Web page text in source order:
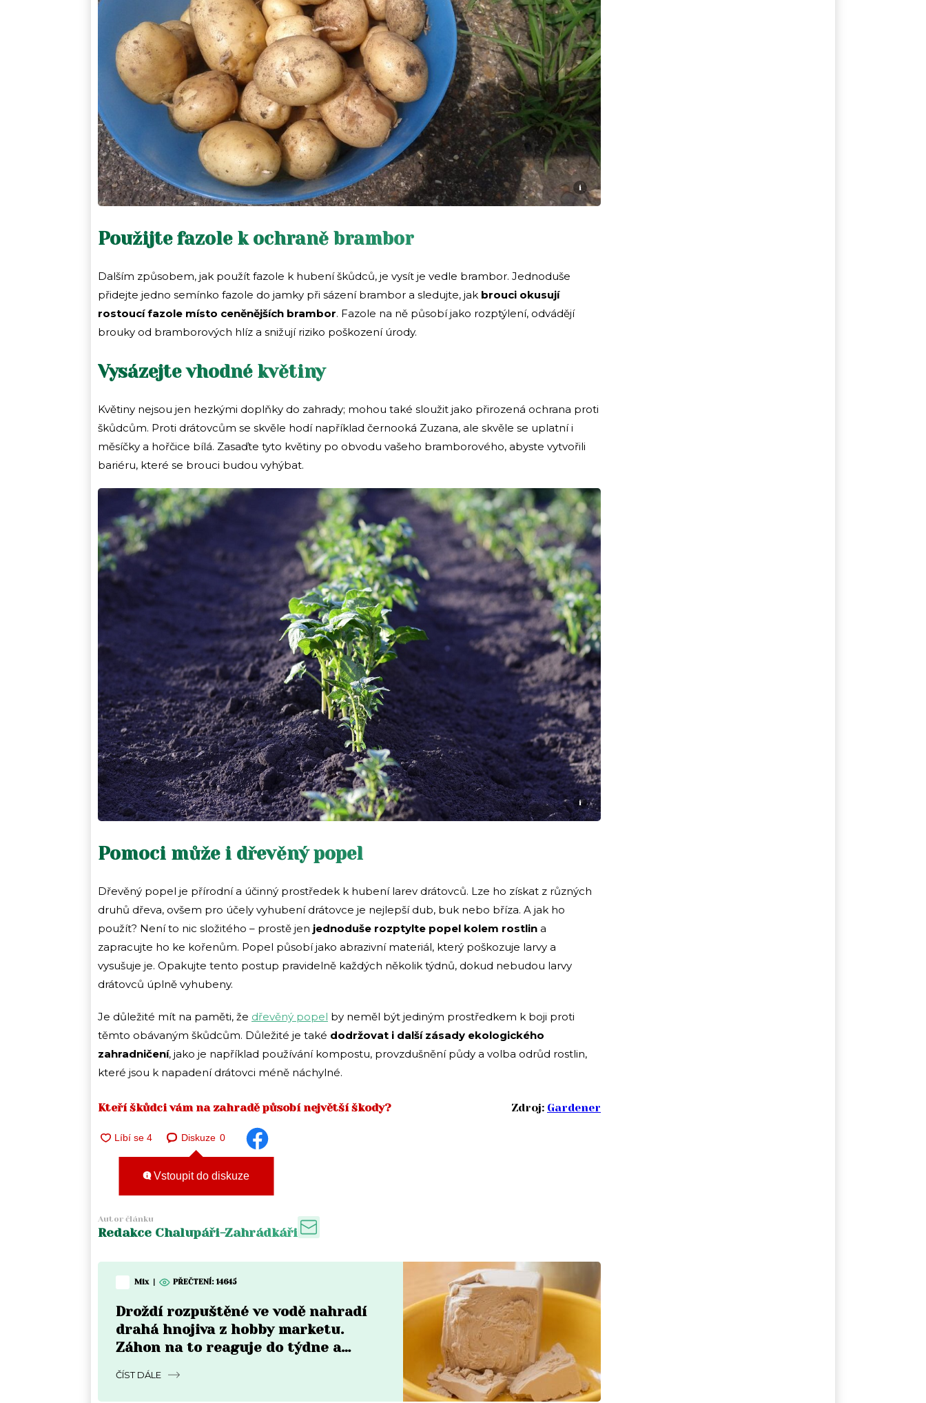
i
Použijte fazole k ochraně brambor
Dalším způsobem, jak použít fazole k hubení škůdců, je vysít je vedle brambor. Jednoduše
přidejte jedno semínko fazole do jamky při sázení brambor a sledujte, jak brouci okusují
rostoucí fazole místo ceněnějších brambor. Fazole na ně působí jako rozptýlení, odvádějí
brouky od bramborových hlíz a snižují riziko poškození úrody.
Vysázejte vhodné květiny
Květiny nejsou jen hezkými doplňky do zahrady; mohou také sloužit jako přirozená ochrana proti
škůdcům. Proti drátovcům se skvěle hodí například černooká Zuzana, ale skvěle se uplatní i
měsíčky a hořčice bílá. Zasaďte tyto květiny po obvodu vašeho bramborového, abyste vytvořili
bariéru, které se brouci budou vyhýbat.
i
Pomoci může i dřevěný popel
Dřevěný popel je přírodní a účinný prostředek k hubení larev drátovců. Lze ho získat z různých
druhů dřeva, ovšem pro účely vyhubení drátovce je nejlepší dub, buk nebo bříza. A jak ho
použít? Není to nic složitého – prostě jen jednoduše rozptylte popel kolem rostlin a
zapracujte ho ke kořenům. Popel působí jako abrazivní materiál, který poškozuje larvy a
vysušuje je. Opakujte tento postup pravidelně každých několik týdnů, dokud nebudou larvy
drátovců úplně vyhubeny.
Je důležité mít na paměti, že dřevěný popel by neměl být jediným prostředkem k boji proti
těmto obávaným škůdcům. Důležité je také dodržovat i další zásady ekologického
zahradničení, jako je například používání kompostu, provzdušnění půdy a volba odrůd rostlin,
které jsou k napadení drátovci méně náchylné.
Kteří škůdci vám na zahradě působí největší škody? Zdroj: Gardener
Diskuze 0
Vstoupit do diskuze
Autor článku
Redakce Chalupáři-Zahrádkáři
Mix PŘEČTENÍ:14645
Droždí rozpuštěné ve vodě nahradí
drahá hnojiva z hobby marketu.
Záhon na to reaguje do týdne a
ČÍST DÁLE